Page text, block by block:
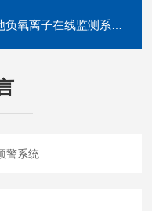
子在线监测系统-聚一搏